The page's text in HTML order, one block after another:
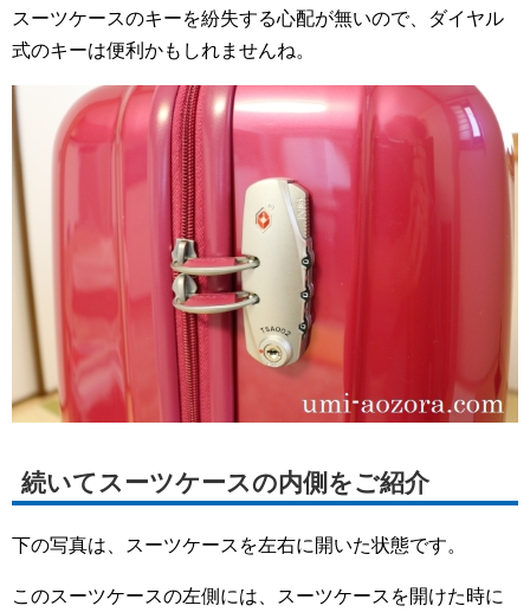
スーツケースのキーを紛失する心配が無いので、ダイヤル
式のキーは便利かもしれませんね。
続いてスーツケースの内側をご紹介
下の写真は、スーツケースを左右に開いた状態です。
このスーツケースの左側には、スーツケースを開けた時に